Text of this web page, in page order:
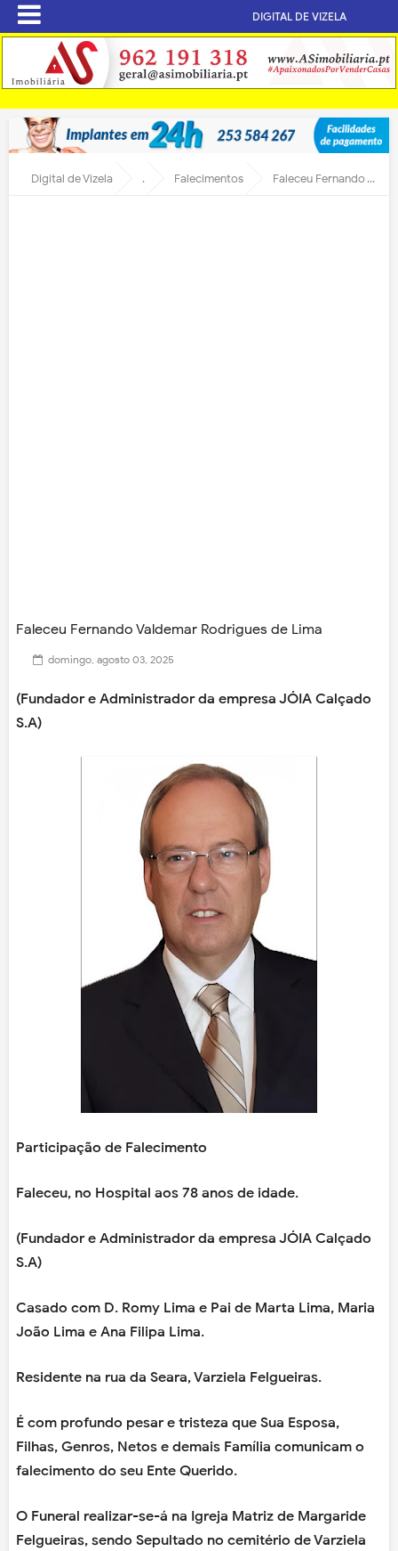
DIGITAL DE VIZELA
Digital de Vizela . Falecimentos Faleceu Fernando Valdemar Rodrigues de Lima
Faleceu Fernando Valdemar Rodrigues de Lima
domingo, agosto 03, 2025
(Fundador e Administrador da empresa JÓIA Calçado
S.A)
Participação de Falecimento
Faleceu, no Hospital aos 78 anos de idade.
(Fundador e Administrador da empresa JÓIA Calçado
S.A)
Casado com D. Romy Lima e Pai de Marta Lima, Maria
João Lima e Ana Filipa Lima.
Residente na rua da Seara, Varziela Felgueiras.
É com profundo pesar e tristeza que Sua Esposa,
Filhas, Genros, Netos e demais Família comunicam o
falecimento do seu Ente Querido.
O Funeral realizar-se-á na Igreja Matriz de Margaride
Felgueiras, sendo Sepultado no cemitério de Varziela